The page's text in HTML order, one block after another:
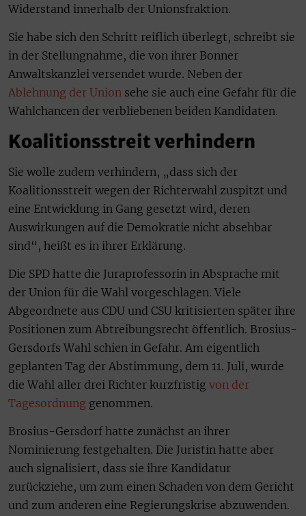
Widerstand innerhalb der Unionsfraktion.
Sie habe sich den Schritt reiflich überlegt, schreibt sie
in der Stellungnahme, die von ihrer Bonner
Anwaltskanzlei versendet wurde. Neben der
Ablehnung der Union sehe sie auch eine Gefahr für die
Wahlchancen der verbliebenen beiden Kandidaten.
Koalitionsstreit verhindern
Sie wolle zudem verhindern, „dass sich der
Koalitionsstreit wegen der Richterwahl zuspitzt und
eine Entwicklung in Gang gesetzt wird, deren
Auswirkungen auf die Demokratie nicht absehbar
sind“, heißt es in ihrer Erklärung.
Die SPD hatte die Juraprofessorin in Absprache mit
der Union für die Wahl vorgeschlagen. Viele
Abgeordnete aus CDU und CSU kritisierten später ihre
Positionen zum Abtreibungsrecht öffentlich. Brosius-
Gersdorfs Wahl schien in Gefahr. Am eigentlich
geplanten Tag der Abstimmung, dem 11. Juli, wurde
die Wahl aller drei Richter kurzfristig von der
Tagesordnung genommen.
Brosius-Gersdorf hatte zunächst an ihrer
Nominierung festgehalten. Die Juristin hatte aber
auch signalisiert, dass sie ihre Kandidatur
zurückziehe, um zum einen Schaden von dem Gericht
und zum anderen eine Regierungskrise abzuwenden.